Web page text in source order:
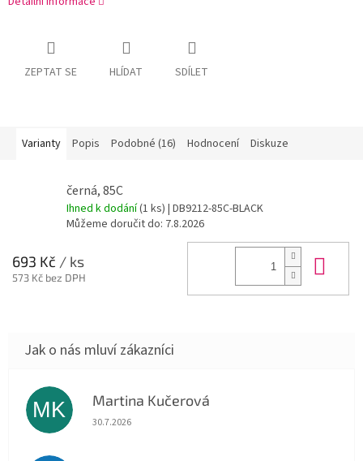
ZEPTAT SE HLÍDAT SDÍLET
Varianty Popis Podobné (16) Hodnocení Diskuze
černá, 85C
Ihned k dodání(1 ks) | DB9212-85C-BLACK
Můžeme doručit do: 7.8.2026
693 Kč / ks
573 Kč bez DPH
MK Martina Kučerová
Hodnocení obchodu je 5 z 5 hvězdiček.
30.7.2026